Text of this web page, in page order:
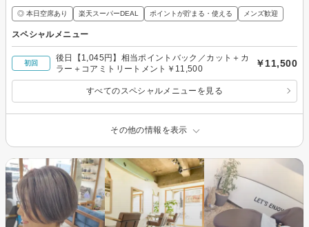
◎ 本日空席あり 楽天スーパーDEAL ポイントが貯まる・使える メンズ歓迎
スペシャルメニュー
初回
後日【1,045円】相当ポイントバック／カット＋カ
ラー＋コアミトリートメント￥11,500
￥11,500
すべてのスペシャルメニューを見る
その他の情報を表示